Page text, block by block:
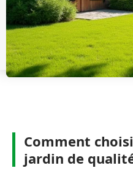
Comment
jardin de